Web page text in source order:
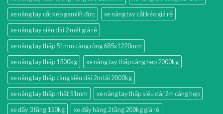
xe nâng tay cắt kéo gamlift đức
xe nâng tay cắt kéo giá rẻ
xe nâng tay siêu dài 2 mét giá rẻ
xe nâng tay thấp 51mm càng rộng 685x1220mm
xe nâng tay thấp 1500kg
xe nâng tay thấp càng hẹp 2000kg
xe nâng tay thấp càng siêu dài 2m tải 2000kg
xe nâng tay thấp nhất 51mm
xe nâng tay thấp siêu dài 2m càng hẹp
xe đẩy 3 tầng 150kg
xe đẩy hàng 2 tầng 200kg giá rẻ